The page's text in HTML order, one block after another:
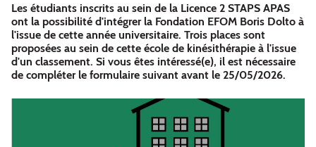
Les étudiants inscrits au sein de la Licence 2 STAPS APAS
ont la possibilité d'intégrer la Fondation EFOM Boris Dolto à
l'issue de cette année universitaire. Trois places sont
proposées au sein de cette école de kinésithérapie à l'issue
d'un classement. Si vous êtes intéressé(e), il est nécessaire
de compléter le formulaire suivant avant le 25/05/2026.